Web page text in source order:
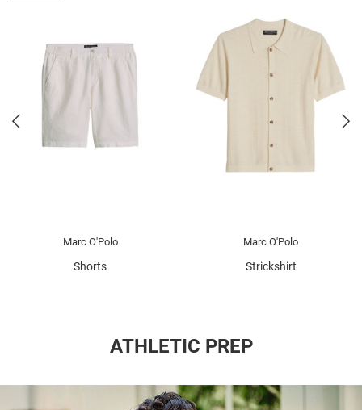
Marc O'Polo
Shorts
Marc O'Polo
Strickshirt
ATHLETIC PREP